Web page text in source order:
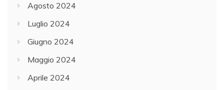
Agosto 2024
Luglio 2024
Giugno 2024
Maggio 2024
Aprile 2024